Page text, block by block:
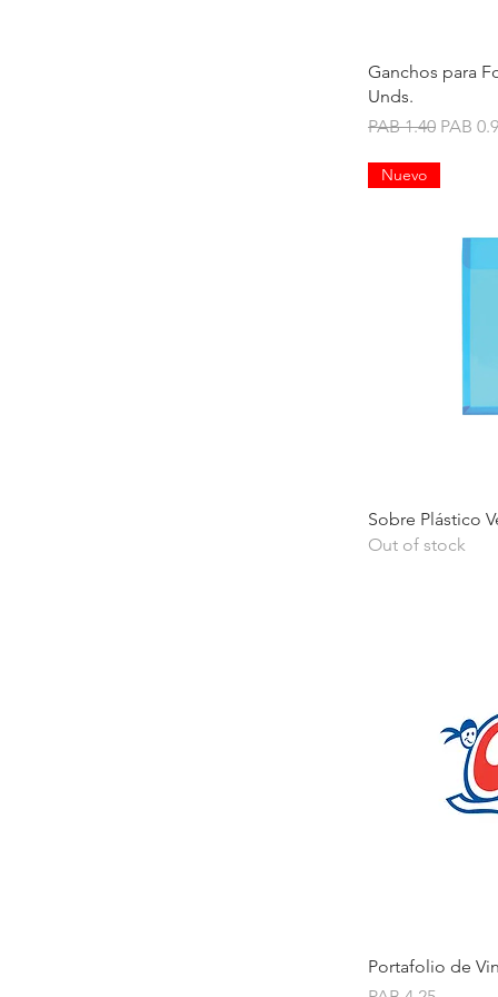
Ganchos para
Unds.
Regular Price
PAB 1.40 Sale
PAB
Nuevo
Sobre Plástico
Out of stock
Portafolio de